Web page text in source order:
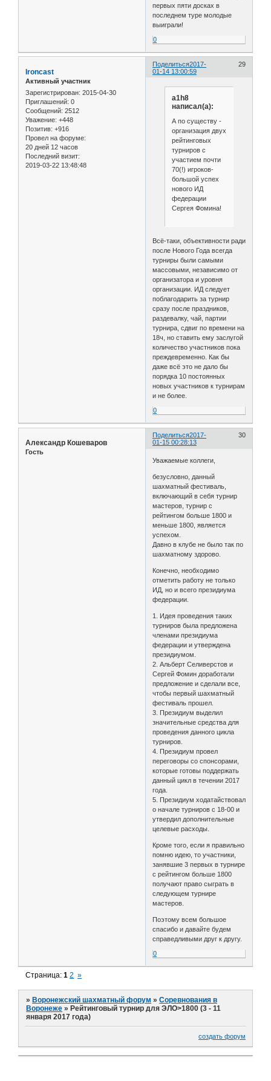
первых пяти досках в
последнем туре молодые
выиграли!
0
Поделиться 29
2017-
01-14 13:00:59
Ironcast
Активный участник
Зарегистрирован: 2015-04-30
Приглашений: 0
Сообщений: 2512
Уважение: +448
Позитив: +916
Провел на форуме:
20 дней 12 часов
Последний визит:
2019-03-22 13:48:48
a1h8
написал(а):
А по существу -
организация двух
рейтинговых
турниров с
участием почти
70(!) игроков-
большой успех
нового ИД
федерации
Сергея Фомина!
Всё-таки, объективности ради
после Нового Года всегда
турниры были самыми
массовыми, независимо от
организатора и уровня
организации. ИД следует
поблагодарить за турнир
сразу после праздников,
раздевалку, чай, партии
турнира, сдвиг по времени на
18ч, но ставить ему заслугой
количество участников пока
преждевременно. Как бы
даже всё это не дало бы
порядка 10 постоянных
новых участников к турнирам
и не более.
0
Поделиться 30
2017-
01-15 00:28:13
Александр Кошеваров
Гость
Уважаемые коллеги,
безусловно, данный
шахматный фестиваль,
включающий в себя турнир
мастеров, турнир с
рейтингом больше 1800 и
меньше 1800, является
успехом.
Давно в клубе не было так по
шахматному здорово.
Конечно, необходимо
отметить работу не только
ИД, но и всего президиума
федерации.
1. Идея проведения таких
турниров была предложена
членами президиума
федерации и утверждена
президиумом.
2. Альберт Селиверстов и
Сергей Фомин доработали
предложение и сделали все,
чтобы первый шахматный
фестиваль прошел.
3. Президиум выделил
значительные средства для
проведения данного цикла
турниров.
4. Президиум провел
переговоры со спонсорами,
которые готовы поддержать
данный цикл в течении 2017
года.
5. Президиум ходатайствовал
о начале турниров с 18-00 и
утвердил дополнительные
целевые расходы.
Кроме того, если я правильно
помню идею, то участники,
занявшие 3 первых в турнире
с рейтингом больше 1800
получают право сыграть в
следующем турнире
мастеров.
Поэтому всем большое
спасибо и давайте будем
справедливыми друг к другу.
0
Страница:1 2 »
» Воронежский шахматный форум »Соревнования в
Воронеже » Рейтинговый турнир для ЭЛО>1800 (3 - 11
января 2017 года)
создать форум